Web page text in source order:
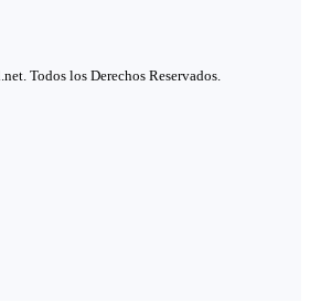
Todos los Derechos Reservados.